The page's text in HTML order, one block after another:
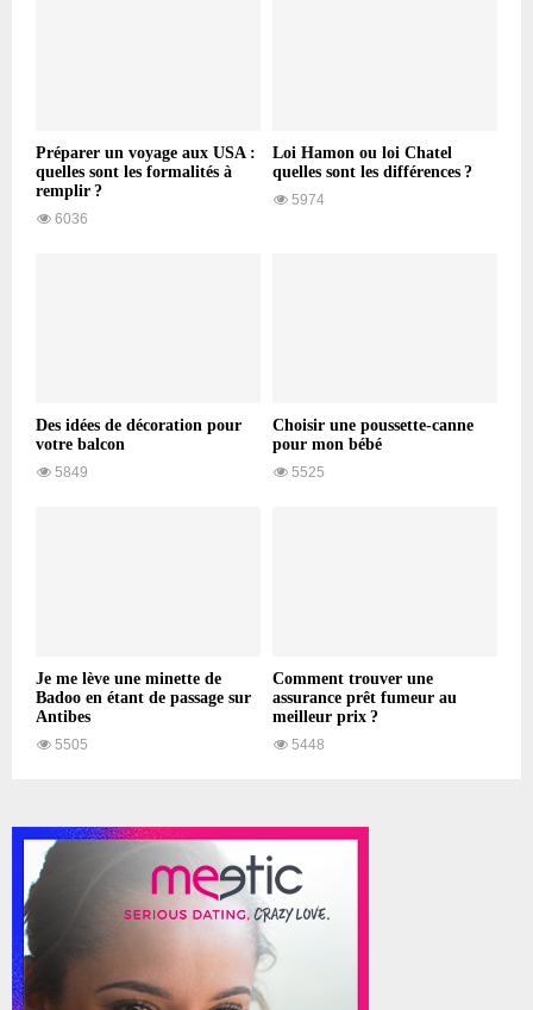
Préparer un voyage aux USA :
quelles sont les formalités à
remplir ?
6036
Loi Hamon ou loi Chatel
quelles sont les différences ?
5974
Des idées de décoration pour
votre balcon
5849
Choisir une poussette-canne
pour mon bébé
5525
Je me lève une minette de
Badoo en étant de passage sur
Antibes
5505
Comment trouver une
assurance prêt fumeur au
meilleur prix ?
5448